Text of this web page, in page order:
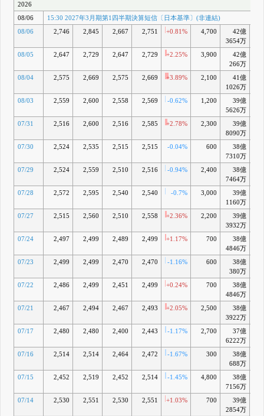
当予想の修
正に関する
お知らせ
2026
08/06
15:30 2027年3月期第1四半期決算短信〔日本基準〕(非連結)
08/06
2,746 2,845 2,667 2,751 +0.81% 4,700
42億
3654万
08/05 2,647 2,729 2,647 2,729 +2.25% 3,900
42億
266万
08/04 2,575 2,669 2,575 2,669 +3.89% 2,100
41億
1026万
08/03 2,559 2,600 2,558 2,569 -0.62% 1,200
39億
5626万
07/31 2,516 2,600 2,516 2,585 +2.78% 2,300
39億
8090万
07/30 2,524 2,535 2,515 2,515 -0.04% 600
38億
7310万
07/29 2,524 2,559 2,510 2,516 -0.94% 2,400
38億
7464万
07/28
2,572 2,595 2,540 2,540 -0.7% 3,000
39億
1160万
07/27 2,515 2,560 2,510 2,558 +2.36% 2,200
39億
3932万
07/24 2,497 2,499 2,489 2,499 +1.17% 700
38億
4846万
07/23 2,499 2,499 2,470 2,470 -1.16% 600
38億
380万
07/22 2,486 2,499 2,451 2,499 +0.24% 700
38億
4846万
07/21 2,467 2,494 2,467 2,493 +2.05% 2,500
38億
3922万
07/17 2,480 2,480 2,400 2,443 -1.17% 2,700
37億
6222万
07/16 2,514 2,514 2,464 2,472 -1.67% 300
38億
688万
07/15 2,452 2,519 2,452 2,514 -1.45% 4,800
38億
7156万
07/14 2,530 2,551 2,530 2,551 +1.03% 700
39億
2854万